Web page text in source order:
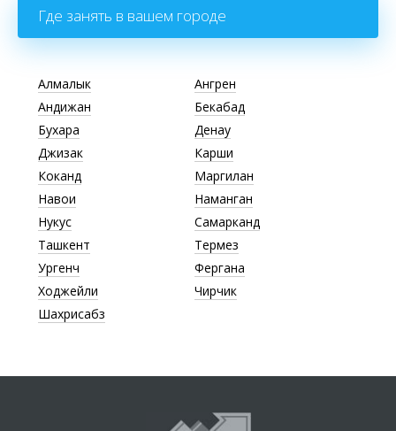
Где занять в вашем городе
Алмалык
Ангрен
Андижан
Бекабад
Бухара
Денау
Джизак
Карши
Коканд
Маргилан
Навои
Наманган
Нукус
Самарканд
Ташкент
Термез
Ургенч
Фергана
Ходжейли
Чирчик
Шахрисабз